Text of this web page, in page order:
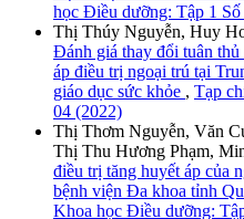
học Điều dưỡng: Tập 1
Thị Thúy Nguyễn, Huy
Đánh giá thay đổi tuân
áp điều trị ngoại trú tại
giáo dục sức khỏe , Tạp
04 (2022)
Thị Thơm Nguyễn, Văn
Thị Thu Hương Phạm,
điều trị tăng huyết áp của
bệnh viện Đa khoa tỉnh
Khoa học Điều dưỡng: